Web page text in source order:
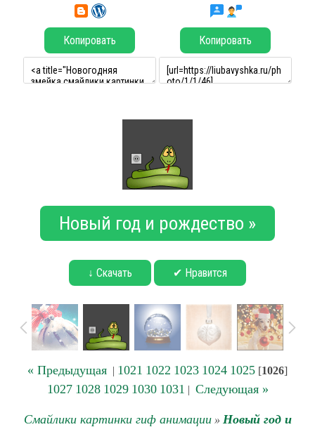
Копировать Копировать
Новый год и рождество »
↓ Скачать ✔ Нравится
« Предыдущая | 1021 1022 1023 1024 1025 [1026]
1027 1028 1029 1030 1031 | Следующая »
Смайлики картинки гиф анимации» Новый год и